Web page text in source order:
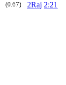
(0.67) 2Raj 2:21